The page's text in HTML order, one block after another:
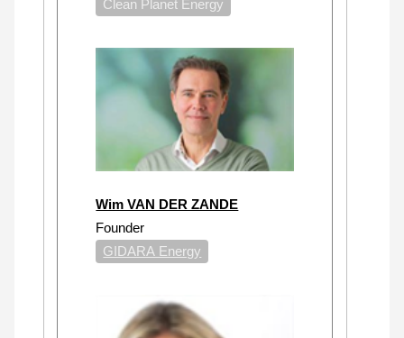
Clean Planet Energy
Wim VAN DER ZANDE
Founder
GIDARA Energy